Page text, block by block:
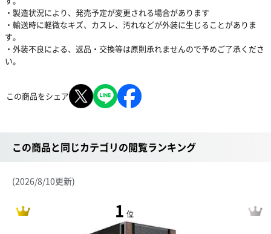
・製造状況により、発売予定が変更される場合があります
・輸送時に軽微なキズ、カスレ、汚れなどが外装に生じることがありま
す。
・外装不良による、返品・交換等は原則承れませんので予めご了承くださ
い。
この商品をシェア
この商品と同じカテゴリの閲覧ランキング
(2026/8/10更新)
1 位